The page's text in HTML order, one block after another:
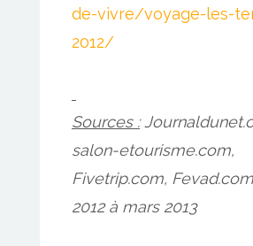
de-vivre/voyage-les-
2012/
Sources :
salon-etourisme.com,
Fivetrip.com,
2012 à mars 2013